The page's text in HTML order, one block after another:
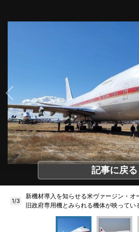
記事に戻る
1/3
新機材導入を知らせる米ヴァージン・オ
旧政府専用機とみられる機体が映ってい